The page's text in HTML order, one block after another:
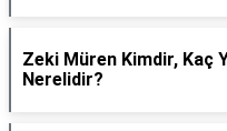
Zeki Müren Kimdir, Kaç
Nerelidir?